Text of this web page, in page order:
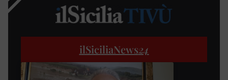
ilSiciliaNews24